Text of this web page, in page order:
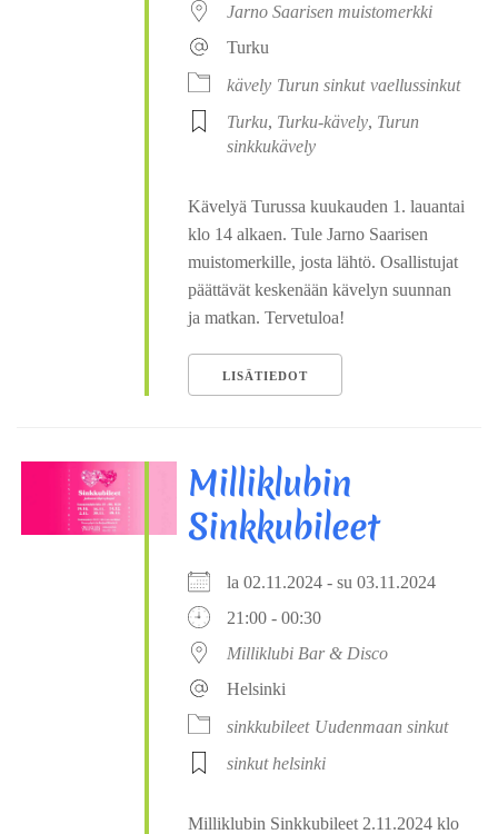
Jarno Saarisen muistomerkki
Turku
kävely Turun sinkut vaellussinkut
Turku, Turku-kävely, Turun
sinkkukävely
Kävelyä Turussa kuukauden 1. lauantai
klo 14 alkaen. Tule Jarno Saarisen
muistomerkille, josta lähtö. Osallistujat
päättävät keskenään kävelyn suunnan
ja matkan. Tervetuloa!
LISÄTIEDOT
Milliklubin
Sinkkubileet
la 02.11.2024 - su 03.11.2024
21:00 - 00:30
Milliklubi Bar & Disco
Helsinki
sinkkubileet Uudenmaan sinkut
sinkut helsinki
Milliklubin Sinkkubileet 2.11.2024 klo